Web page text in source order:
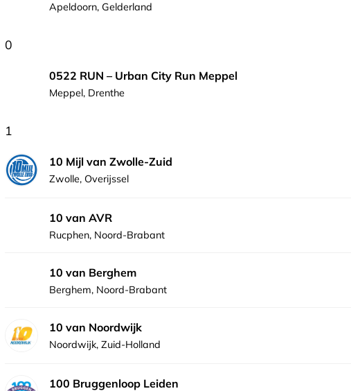
Apeldoorn, Gelderland
0
0522 RUN – Urban City Run Meppel
Meppel, Drenthe
1
10 Mijl van Zwolle-Zuid
Zwolle, Overijssel
10 van AVR
Rucphen, Noord-Brabant
10 van Berghem
Berghem, Noord-Brabant
10 van Noordwijk
Noordwijk, Zuid-Holland
100 Bruggenloop Leiden